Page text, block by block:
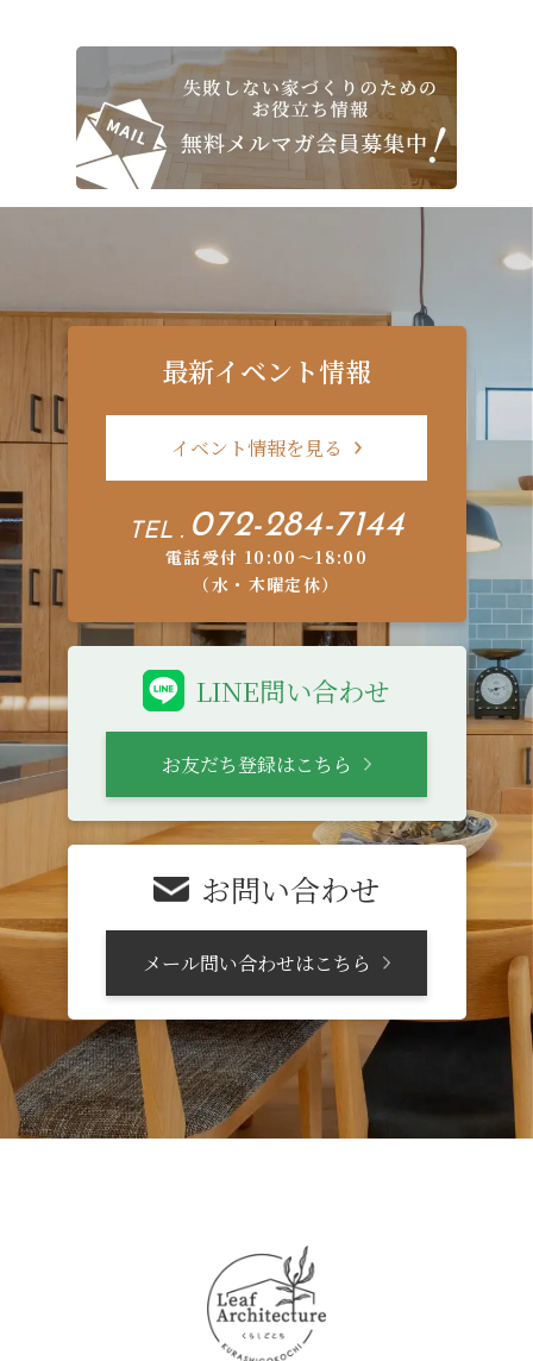
最新イベント情報
イベント情報を見る
TEL . 072-284-7144
電話受付 10:00〜18:00
（水・木曜定休）
LINE問い合わせ
お友だち登録はこちら
お問い合わせ
メール問い合わせはこちら